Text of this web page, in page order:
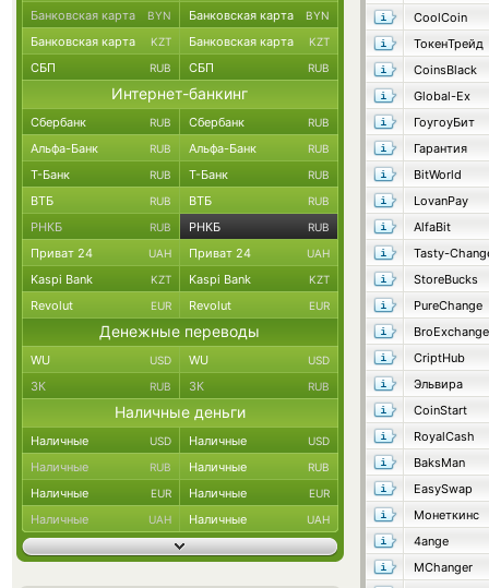
CoolCoin
ТокенТрейд
CoinsBlack
Global-Ex
ГоугоуБит
Гарантия
BitWorld
LovanPay
AlfaBit
Tasty-
StoreBucks
PureChange
BroExchange
CriptHub
Эльвира
CoinStart
RoyalCash
BaksMan
EasySwap
Монеткинс
4ange
MChanger
Банковская карта BYN Банковская карта BYN
Банковская карта KZT Банковская карта KZT
СБП RUB СБП RUB
Интернет-банкинг
Сбербанк RUB Сбербанк RUB
Альфа-Банк RUB Альфа-Банк RUB
Т-Банк RUB Т-Банк RUB
ВТБ RUB ВТБ RUB
РНКБ RUB РНКБ RUB
Приват 24 UAH Приват 24 UAH
Kaspi Bank KZT Kaspi Bank KZT
Revolut EUR Revolut EUR
Денежные переводы
WU USD WU USD
ЗК RUB ЗК RUB
Наличные деньги
Наличные USD Наличные USD
Наличные RUB Наличные RUB
Наличные EUR Наличные EUR
Наличные UAH Наличные UAH